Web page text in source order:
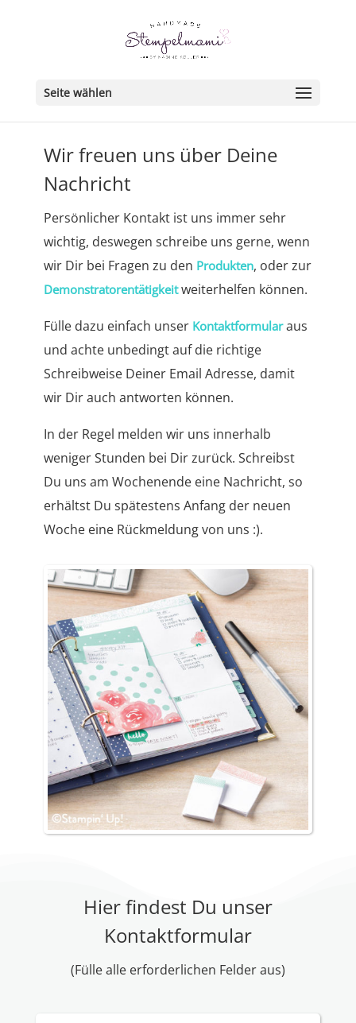
Seite wählen
Wir freuen uns über Deine
Nachricht
Persönlicher Kontakt ist uns immer sehr
wichtig, deswegen schreibe uns gerne, wenn
wir Dir bei Fragen zu den Produkten, oder zur
Demonstratorentätigkeitweiterhelfen können.
Fülle dazu einfach unser Kontaktformularaus
und achte unbedingt auf die richtige
Schreibweise Deiner Email Adresse, damit
wir Dir auch antworten können.
In der Regel melden wir uns innerhalb
weniger Stunden bei Dir zurück. Schreibst
Du uns am Wochenende eine Nachricht, so
erhältst Du spätestens Anfang der neuen
Woche eine Rückmeldung von uns :).
Hier findest Du unser
Kontaktformular
(Fülle alle erforderlichen Felder aus)